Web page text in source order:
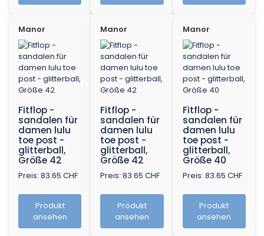
Manor
Fitflop -
sandalen für
damen lulu
toe post -
glitterball,
Größe 42
Preis: 83.65 CHF
Produkt
ansehen
Manor
Fitflop -
sandalen für
damen lulu
toe post -
glitterball,
Größe 42
Preis: 83.65 CHF
Produkt
ansehen
Manor
Fitflop -
sandalen für
damen lulu
toe post -
glitterball,
Größe 40
Preis: 83.65 CHF
Produkt
ansehen